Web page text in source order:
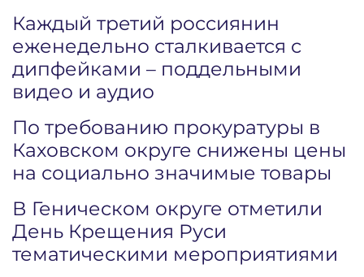
Каждый третий россиянин
еженедельно сталкивается с
дипфейками – поддельными
видео и аудио
По требованию прокуратуры в
Каховском округе снижены цены
на социально значимые товары
В Геническом округе отметили
День Крещения Руси
тематическими мероприятиями